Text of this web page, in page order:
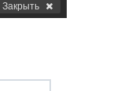
Закрыть